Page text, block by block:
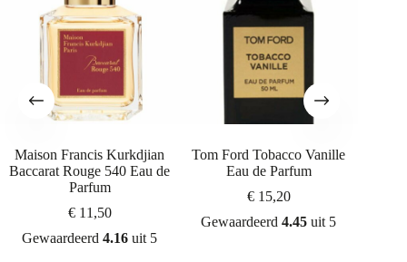
Maison Francis Kurkdjian
Baccarat Rouge 540 Eau de
Parfum
€11,50
Gewaardeerd4.16 uit 5
Tom Ford Tobacco Vanille
Eau de Parfum
€15,20
Gewaardeerd4.45 uit 5